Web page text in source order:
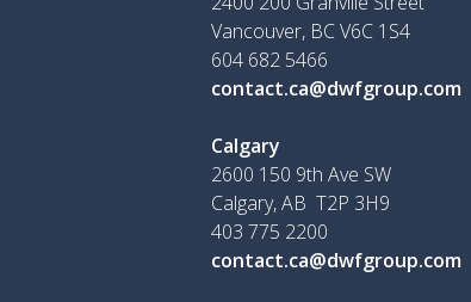
Vancouver, BC V6C 1S4
604 682 5466
contact.ca@dwfgroup.com
Calgary
2600 150 9th Ave SW
Calgary, AB T2P 3H9
403 775 2200
contact.ca@dwfgroup.com